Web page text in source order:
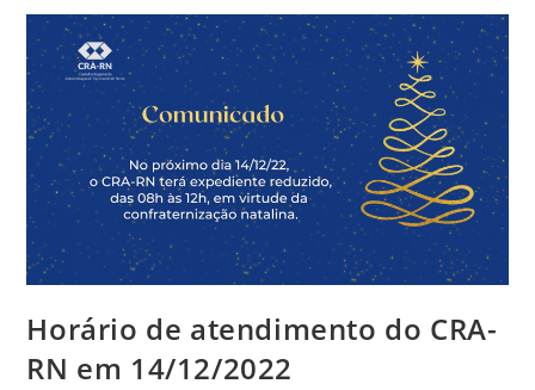
Da
UnP
Horário de atendimento do CRA-
RN em 14/12/2022